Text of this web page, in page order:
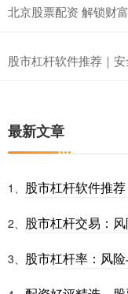
北京股票配资 解锁财
股市杠杆软件推荐｜
最新文章
1、 股市杠杆软件推
2、 股市杠杆交易：
3、 股市杠杆率：风